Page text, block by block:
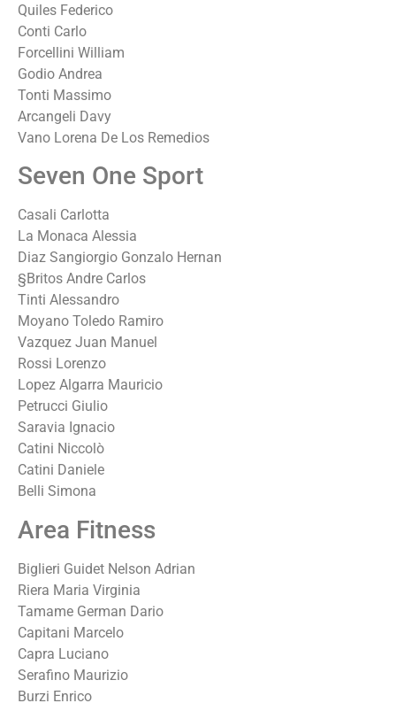
Quiles Federico
Conti Carlo
Forcellini William
Godio Andrea
Tonti Massimo
Arcangeli Davy
Vano Lorena De Los Remedios
Seven One Sport
Casali Carlotta
La Monaca Alessia
Diaz Sangiorgio Gonzalo Hernan
§Britos Andre Carlos
Tinti Alessandro
Moyano Toledo Ramiro
Vazquez Juan Manuel
Rossi Lorenzo
Lopez Algarra Mauricio
Petrucci Giulio
Saravia Ignacio
Catini Niccolò
Catini Daniele
Belli Simona
Area Fitness
Biglieri Guidet Nelson Adrian
Riera Maria Virginia
Tamame German Dario
Capitani Marcelo
Capra Luciano
Serafino Maurizio
Burzi Enrico